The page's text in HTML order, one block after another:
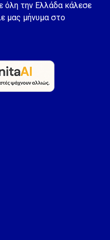
όλη την Ελλάδα κάλεσε
μας μήνυμα στο